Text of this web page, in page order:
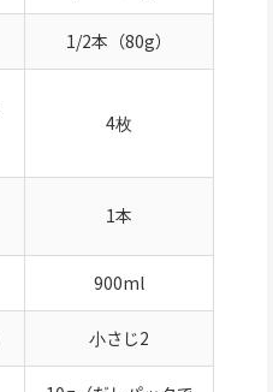
1/2本（80g）
4枚
1本
900ml
小さじ2